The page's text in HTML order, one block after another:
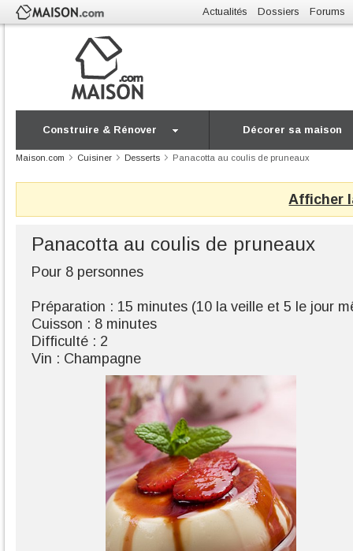
Actualités Dossiers Forums
Construire & Rénover Décorer sa maison
Maison.com Cuisiner Desserts Panacotta au coulis de pruneaux
Afficher
Panacotta au coulis de pruneaux
Pour 8 personnes
Préparation : 15 minutes (10 la veille et 5 le jour
Cuisson : 8 minutes
Difficulté : 2
Vin : Champagne